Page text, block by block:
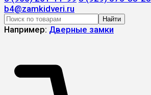
b4@zamkidveri.ru
Найти
Например: Дверные замки